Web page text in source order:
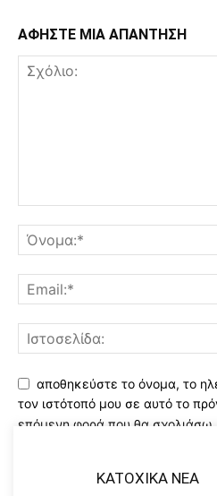
ΑΦΗΣΤΕ ΜΙΑ ΑΠΑΝΤΗΣΗ
αποθηκεύστε το όνομα, το
τον ιστότοπό μου σε αυτό το
επόμενη φορά που θα σχολιάσω.
Χρησιμοποιώντας αυτό το
αποθήκευση και χειρισμό
KATOXIKA NEA